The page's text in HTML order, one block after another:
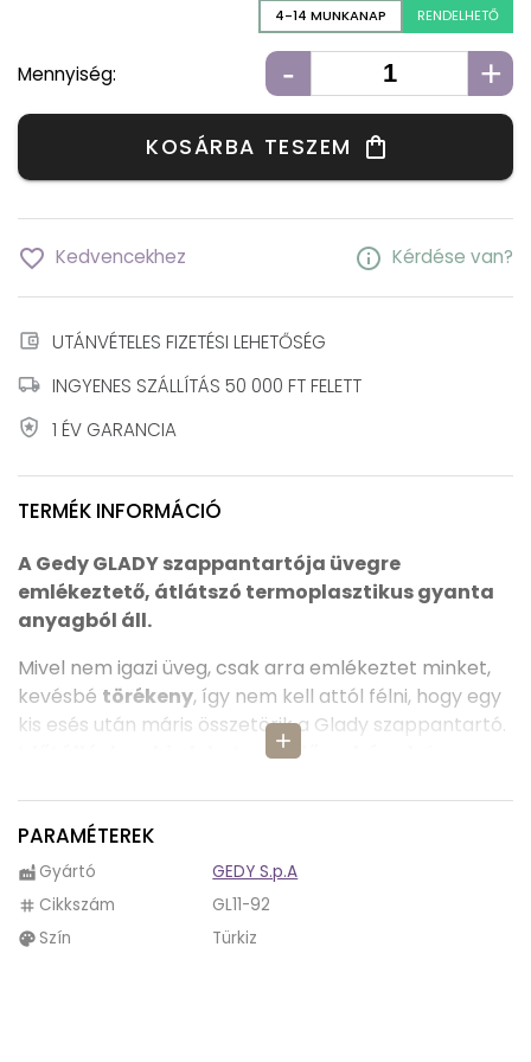
4-14 MUNKANAP RENDELHETŐ
Mennyiség: - +
KOSÁRBA TESZEM shopping_bag
favorite_border Kedvencekhez info Kérdése van?
account_balance_wallet UTÁNVÉTELES FIZETÉSI LEHETŐSÉG
local_shipping INGYENES SZÁLLÍTÁS 50 000 FT FELETT
local_police 1 ÉV GARANCIA
TERMÉK INFORMÁCIÓ
add
A Gedy GLADY szappantartója üvegre
emlékeztető, átlátszó termoplasztikus gyanta
anyagból áll.
Mivel nem igazi üveg, csak arra emlékeztet minket,
kevésbé törékeny, így nem kell attól félni, hogy egy
kis esés után máris összetörik a Glady szappantartó.
Időtálló darabja lehet a fürdőszobának
Tisztítása egyszerű, elég kimosni vízzel vagy
áttörölni egy ronggyal.
A Glady szappantartó magasabb pereme
megakadályozza, hogy kiessen a szappan.
PARAMÉTEREK
factory Gyártó GEDY S.p.A
tag Cikkszám GL11-92
palette Szín Türkiz